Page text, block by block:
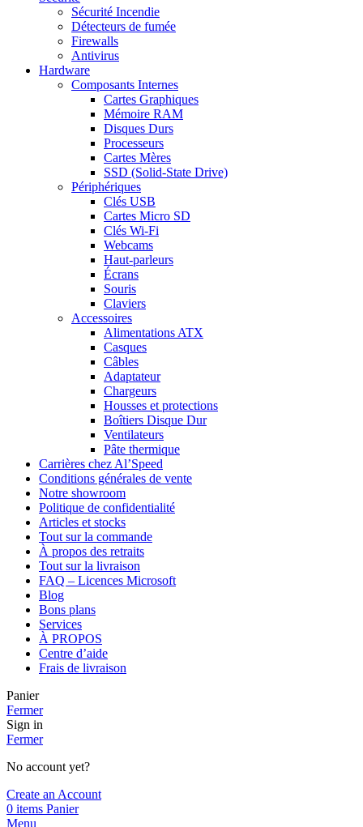
Sécurité Incendie
Détecteurs de fumée
Firewalls
Antivirus
Hardware
Composants Internes
Cartes Graphiques
Mémoire RAM
Disques Durs
Processeurs
Cartes Mères
SSD (Solid-State Drive)
Périphériques
Clés USB
Cartes Micro SD
Clés Wi-Fi
Webcams
Haut-parleurs
Écrans
Souris
Claviers
Accessoires
Alimentations ATX
Casques
Câbles
Adaptateur
Chargeurs
Housses et protections
Boîtiers Disque Dur
Ventilateurs
Pâte thermique
Carrières chez Al’Speed
Conditions générales de vente
Notre showroom
Politique de confidentialité
Articles et stocks
Tout sur la commande
À propos des retraits
Tout sur la livraison
FAQ – Licences Microsoft
Blog
Bons plans
Services
À PROPOS
Centre d’aide
Frais de livraison
Panier
Fermer
Sign in
Fermer
No account yet?
Create an Account
0 items Panier
Menu